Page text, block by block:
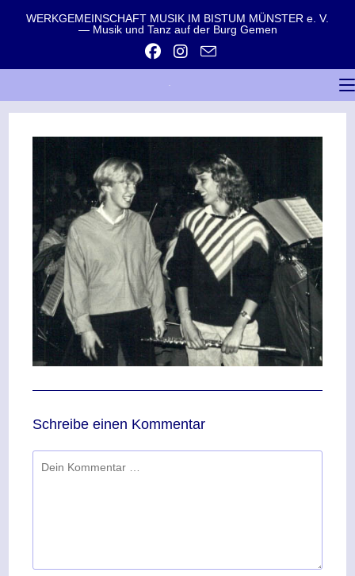
WERKGEMEINSCHAFT MUSIK IM BISTUM MÜNSTER e. V.
— Musik und Tanz auf der Burg Gemen
Schreibe einen Kommentar